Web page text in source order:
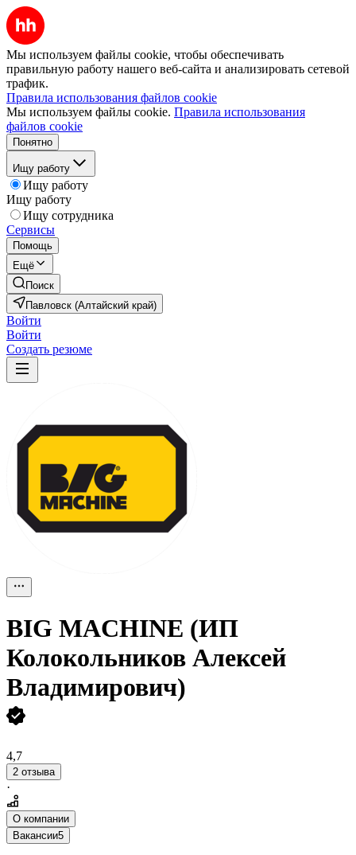
Мы используем файлы cookie, чтобы обеспечивать
правильную работу нашего веб-сайта и анализировать сетевой
трафик.
Правила использования файлов cookie
Мы используем файлы cookie. Правила использования
файлов cookie
Понятно
Ищу работу
Ищу работу
Ищу работу
Ищу сотрудника
Сервисы
Помощь
Ещё
Поиск
Павловск (Алтайский край)
Войти
Войти
Создать резюме
BIG MACHINE (ИП
Колокольников Алексей
Владимирович)
4,7
2 отзыва
·
О компании
Вакансии5